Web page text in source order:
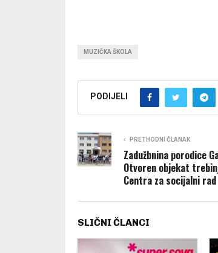
MUZIČKA ŠKOLA
PODIJELI
PRETHODNI ČLANAK
Zadužbnina porodice
Otvoren objekat
Centra za socijalni rad
SLIČNI ČLANCI